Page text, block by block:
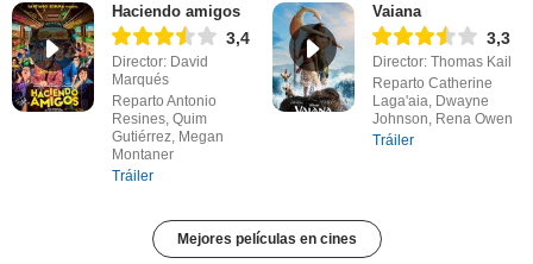
Haciendo amigos
3,4
Director: David
Marqués
Reparto Antonio
Resines, Quim
Gutiérrez, Megan
Montaner
Tráiler
Vaiana
3,3
Director: Thomas Kail
Reparto Catherine
Laga'aia, Dwayne
Johnson, Rena Owen
Tráiler
Mejores películas en cines